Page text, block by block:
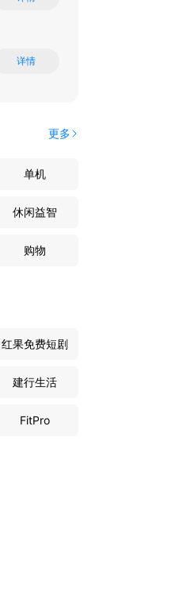
详情
更多
单机
休闲益智
购物
红果免费短剧
建行生活
FitPro